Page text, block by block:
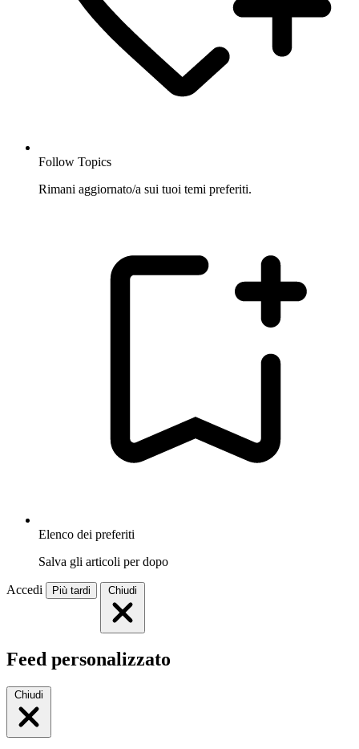
Follow Topics
Rimani aggiornato/a sui tuoi temi preferiti.
Elenco dei preferiti
Salva gli articoli per dopo
Accedi Più tardi Chiudi
Feed personalizzato
Chiudi